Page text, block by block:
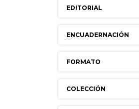
EDITORIAL
ENCUADERNACIÓN
FORMATO
COLECCIÓN